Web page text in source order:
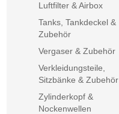
Luftfilter & Airbox
Tanks, Tankdeckel &
Zubehör
Vergaser & Zubehör
Verkleidungsteile,
Sitzbänke & Zubehör
Zylinderkopf &
Nockenwellen